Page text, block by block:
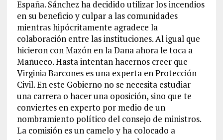
España. Sánchez ha decidido utilizar los incendios
en su beneficio y culpar a las comunidades
mientras hipócritamente agradece la
colaboración entre las instituciones. Al igual que
hicieron con Mazón en la Dana ahora le toca a
Mañueco. Hasta intentan hacernos creer que
Virginia Barcones es una experta en Protección
Civil. En este Gobierno no se necesita estudiar
una carrera o hacer una oposición, sino que te
conviertes en experto por medio de un
nombramiento político del consejo de ministros.
La comisión es un camelo y ha colocado a